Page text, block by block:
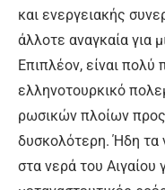
και ενεργειακής
άλλοτε αναγκαία για
Επιπλέον, είναι πολύ
ελληνοτουρκικό
ρωσικών πλοίων
δυσκολότερη. Ήδη τα
στα νερά του Αιγαίου